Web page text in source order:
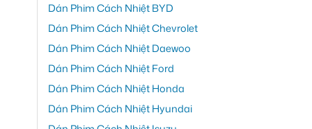
Dán Phim Cách Nhiệt BYD
Dán Phim Cách Nhiệt Chevrolet
Dán Phim Cách Nhiệt Daewoo
Dán Phim Cách Nhiệt Ford
Dán Phim Cách Nhiệt Honda
Dán Phim Cách Nhiệt Hyundai